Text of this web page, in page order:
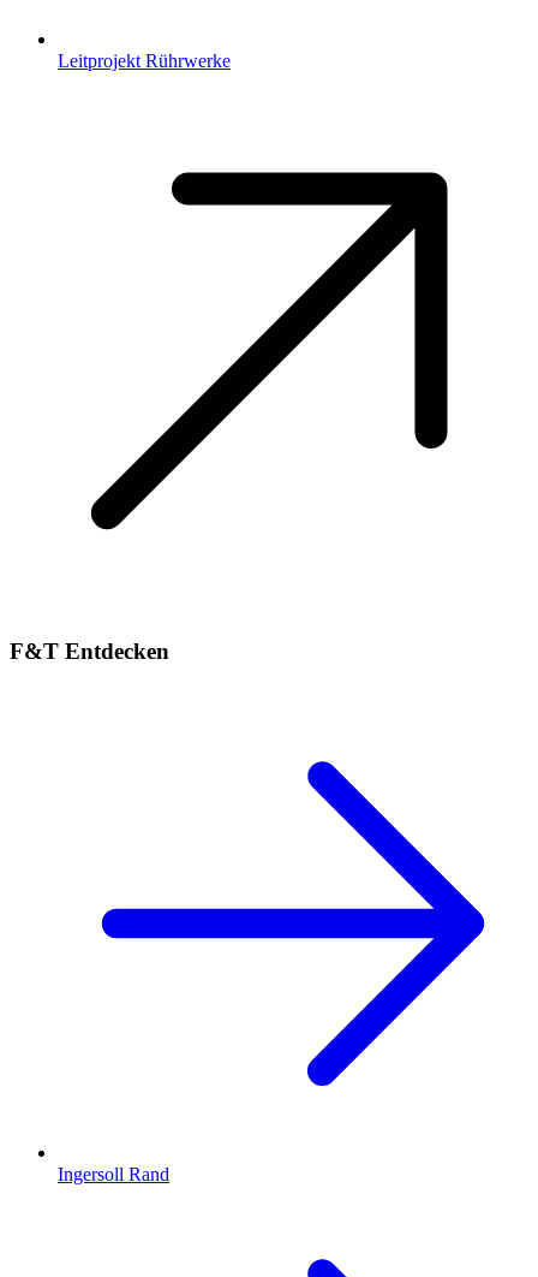
Leitprojekt Rührwerke
F&T Entdecken
Ingersoll Rand